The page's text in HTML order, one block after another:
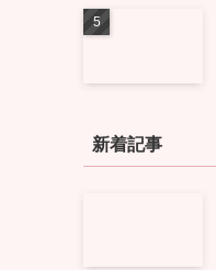
新着記事